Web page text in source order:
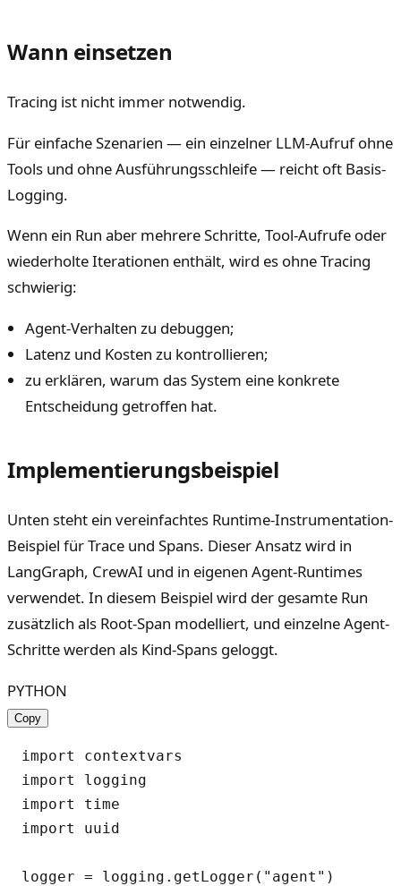
Wann einsetzen
Tracing ist nicht immer notwendig.
Für einfache Szenarien — ein einzelner LLM-Aufruf ohne
Tools und ohne Ausführungsschleife — reicht oft Basis-
Logging.
Wenn ein Run aber mehrere Schritte, Tool-Aufrufe oder
wiederholte Iterationen enthält, wird es ohne Tracing
schwierig:
Agent-Verhalten zu debuggen;
Latenz und Kosten zu kontrollieren;
zu erklären, warum das System eine konkrete
Entscheidung getroffen hat.
Implementierungsbeispiel
Unten steht ein vereinfachtes Runtime-Instrumentation-
Beispiel für Trace und Spans. Dieser Ansatz wird in
LangGraph, CrewAI und in eigenen Agent-Runtimes
verwendet. In diesem Beispiel wird der gesamte Run
zusätzlich als Root-Span modelliert, und einzelne Agent-
Schritte werden als Kind-Spans geloggt.
PYTHON
Copy
import contextvars
import logging
import time
import uuid
logger = logging.getLogger("agent")